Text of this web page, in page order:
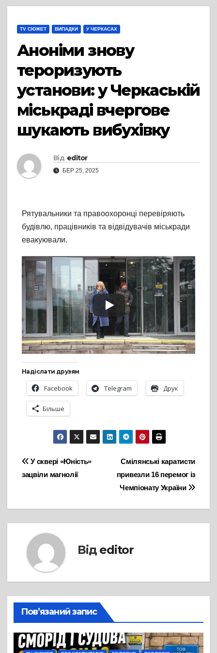
TV СЮЖЕТ ВИПАДКИ У ЧЕРКАСАХ
Аноніми знову
тероризують
установи: у Черкаській
міськраді вчергове
шукають вибухівку
Від editor
БЕР 25, 2025
Рятувальники та правоохоронці перевіряють
будівлю, працівників та відвідувачів міськради
евакуювали.
Надіслати друзям
Facebook Telegram Друк
Більше
Навігація
записів
Смілянські каратисти
привезли 16 перемог із
Чемпіонату України
У сквері «Юність»
зацвіли магнолії
Від editor
Пов’язаний запис